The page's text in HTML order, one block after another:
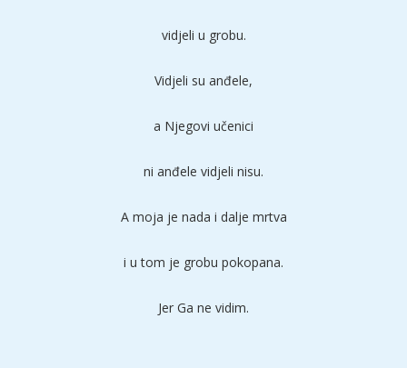
vidjeli u grobu.
Vidjeli su anđele,
a Njegovi učenici
ni anđele vidjeli nisu.
A moja je nada i dalje mrtva
i u tom je grobu pokopana.
Jer Ga ne vidim.